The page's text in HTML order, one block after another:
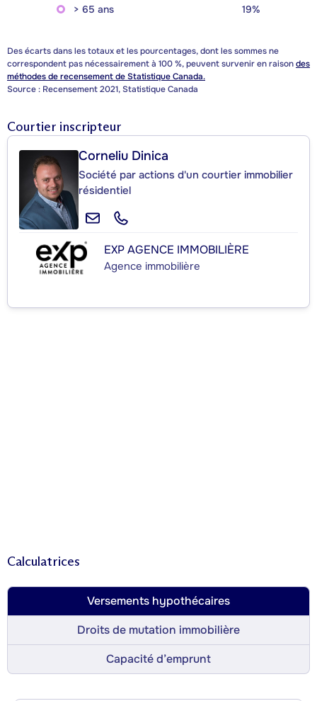
> 65 ans
19%
Des écarts dans les totaux et les pourcentages, dont les sommes ne
correspondent pas nécessairement à 100 %, peuvent survenir en raisondes
méthodes de recensement de Statistique Canada.
Source : Recensement 2021, Statistique Canada
Courtier inscripteur
Corneliu Dinica
Société par actions d'un courtier immobilier
résidentiel
EXP AGENCE IMMOBILIÈRE
Agence immobilière
Calculatrices
Versements hypothécaires
Droits de mutation immobilière
Capacité d’emprunt